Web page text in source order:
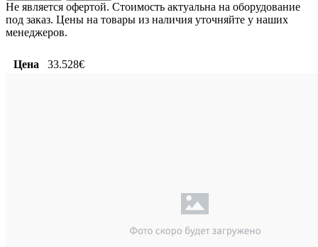
Не является офертой. Стоимость актуальна на оборудование
под заказ. Цены на товары из наличия уточняйте у наших
менеджеров.
Цена 33.528€